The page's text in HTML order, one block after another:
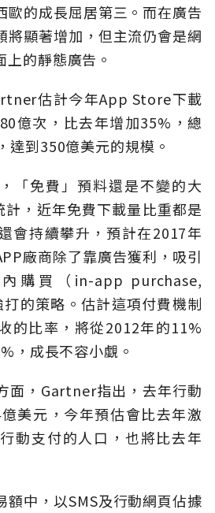
歐的成長屈居第三。而在廣告
將顯著增加，但主流仍會是網
的靜態廣告。
估計今年App Store下載
億次，比去年增加35%，總
達到350億美元的規模。
「免費」預料還是不變的大
，近年免費下載量比重都是
會持續攀升，預計在2017年
廠商除了靠廣告獲利，吸引
購買（in-app purchase,
的策略。估計這項付費機制
的比率，將從2012年的11%
，成長不容小覷。
面，Gartner指出，去年行動
美元，今年預估會比去年激
動支付的人口，也將比去年
額中，以SMS及行動網頁佔據